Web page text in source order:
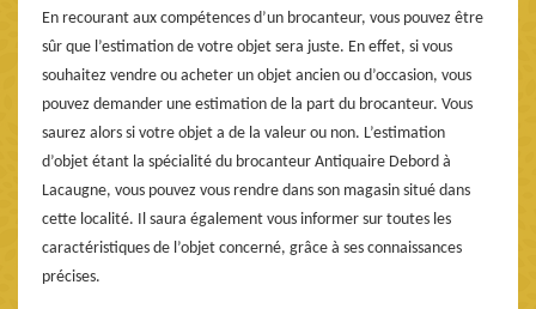
En recourant aux compétences d’un brocanteur, vous pouvez être
sûr que l’estimation de votre objet sera juste. En effet, si vous
souhaitez vendre ou acheter un objet ancien ou d’occasion, vous
pouvez demander une estimation de la part du brocanteur. Vous
saurez alors si votre objet a de la valeur ou non. L’estimation
d’objet étant la spécialité du brocanteur Antiquaire Debord à
Lacaugne, vous pouvez vous rendre dans son magasin situé dans
cette localité. Il saura également vous informer sur toutes les
caractéristiques de l’objet concerné, grâce à ses connaissances
précises.